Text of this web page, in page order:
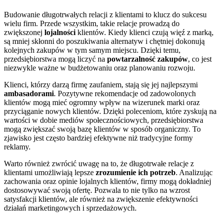
Budowanie długotrwałych relacji z klientami to klucz do sukcesu
wielu firm. Przede wszystkim, takie relacje prowadzą do
zwiększonej lojalności klientów. Kiedy klienci czują więź z marką,
są mniej skłonni do poszukiwania alternatyw i chętniej dokonują
kolejnych zakupów w tym samym miejscu. Dzięki temu,
przedsiębiorstwa mogą liczyć na powtarzalność zakupów, co jest
niezwykle ważne w budżetowaniu oraz planowaniu rozwoju.
Klienci, którzy darzą firmę zaufaniem, stają się jej najlepszymi
ambasadorami. Pozytywne rekomendacje od zadowolonych
klientów mogą mieć ogromny wpływ na wizerunek marki oraz
przyciąganie nowych klientów. Dzięki poleceniom, które zyskują na
wartości w dobie mediów społecznościowych, przedsiębiorstwa
mogą zwiększać swoją bazę klientów w sposób organiczny. To
zjawisko jest często bardziej efektywne niż tradycyjne formy
reklamy.
Warto również zwrócić uwagę na to, że długotrwałe relacje z
klientami umożliwiają lepsze zrozumienie ich potrzeb. Analizując
zachowania oraz opinie lojalnych klientów, firmy mogą dokładniej
dostosowywać swoją ofertę. Pozwala to nie tylko na wzrost
satysfakcji klientów, ale również na zwiększenie efektywności
działań marketingowych i sprzedażowych.